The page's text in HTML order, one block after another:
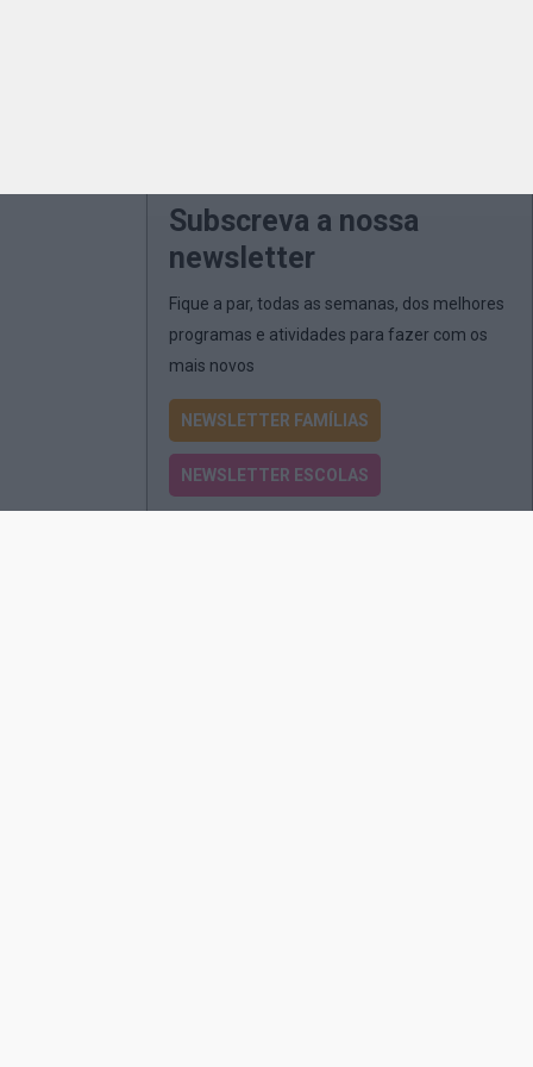
Subscreva a nossa
newsletter
Fique a par, todas as semanas, dos melhores
programas e atividades para fazer com os
mais novos
NEWSLETTER FAMÍLIAS
NEWSLETTER ESCOLAS